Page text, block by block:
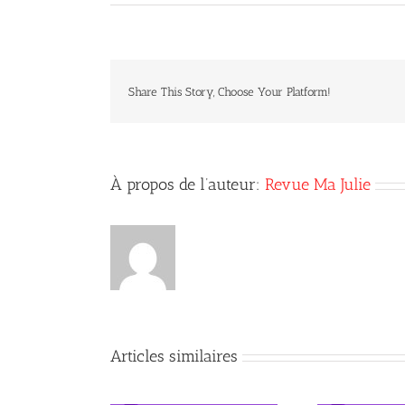
Share This Story, Choose Your Platform!
À propos de l’auteur: Revue Ma Julie
Articles similaires